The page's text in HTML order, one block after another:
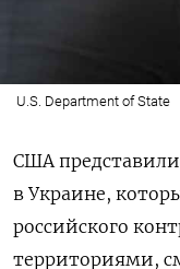
U.S. Department of State
США
в Украине,
российского
территориями,